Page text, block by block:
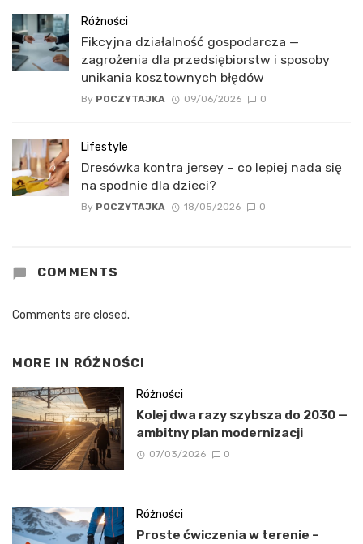
Różności
Fikcyjna działalność gospodarcza —
zagrożenia dla przedsiębiorstw i sposoby
unikania kosztownych błędów
By POCZYTAJKA 09/06/2026 0
Lifestyle
Dresówka kontra jersey – co lepiej nada się
na spodnie dla dzieci?
By POCZYTAJKA 18/05/2026 0
COMMENTS
Comments are closed.
MORE IN RÓŻNOŚCI
Różności
Kolej dwa razy szybsza do 2030 —
ambitny plan modernizacji
07/03/2026 0
Różności
Proste ćwiczenia w terenie –